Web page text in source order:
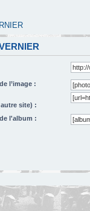
l’image :
site) :
l'album :